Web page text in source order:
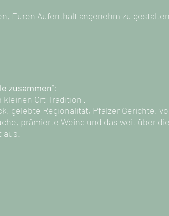
Euren Aufenthalt angenehm zu
zusammen“:
Ort Tradition .
gelebte Regionalität, Pfälzer Gerichte,
prämierte Weine und das weit über
aus.